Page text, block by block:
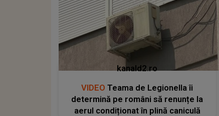
kanald2.ro
VIDEO Teama de Legionella îi
determină pe români să renunțe la
aerul condiționat în plină caniculă